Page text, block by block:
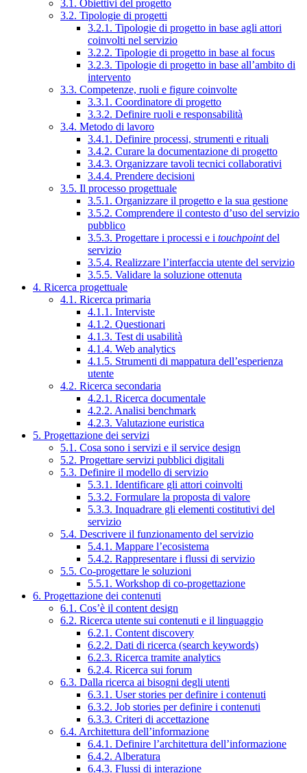
3.1. Obiettivi del progetto
3.2. Tipologie di progetti
3.2.1. Tipologie di progetto in base agli attori
coinvolti nel servizio
3.2.2. Tipologie di progetto in base al focus
3.2.3. Tipologie di progetto in base all’ambito di
intervento
3.3. Competenze, ruoli e figure coinvolte
3.3.1. Coordinatore di progetto
3.3.2. Definire ruoli e responsabilità
3.4. Metodo di lavoro
3.4.1. Definire processi, strumenti e rituali
3.4.2. Curare la documentazione di progetto
3.4.3. Organizzare tavoli tecnici collaborativi
3.4.4. Prendere decisioni
3.5. Il processo progettuale
3.5.1. Organizzare il progetto e la sua gestione
3.5.2. Comprendere il contesto d’uso del servizio
pubblico
3.5.3. Progettare i processi e i touchpointdel
servizio
3.5.4. Realizzare l’interfaccia utente del servizio
3.5.5. Validare la soluzione ottenuta
4. Ricerca progettuale
4.1. Ricerca primaria
4.1.1. Interviste
4.1.2. Questionari
4.1.3. Test di usabilità
4.1.4. Web analytics
4.1.5. Strumenti di mappatura dell’esperienza
utente
4.2. Ricerca secondaria
4.2.1. Ricerca documentale
4.2.2. Analisi benchmark
4.2.3. Valutazione euristica
5. Progettazione dei servizi
5.1. Cosa sono i servizi e il service design
5.2. Progettare servizi pubblici digitali
5.3. Definire il modello di servizio
5.3.1. Identificare gli attori coinvolti
5.3.2. Formulare la proposta di valore
5.3.3. Inquadrare gli elementi costitutivi del
servizio
5.4. Descrivere il funzionamento del servizio
5.4.1. Mappare l’ecosistema
5.4.2. Rappresentare i flussi di servizio
5.5. Co-progettare le soluzioni
5.5.1. Workshop di co-progettazione
6. Progettazione dei contenuti
6.1. Cos’è il content design
6.2. Ricerca utente sui contenuti e il linguaggio
6.2.1. Content discovery
6.2.2. Dati di ricerca (search keywords)
6.2.3. Ricerca tramite analytics
6.2.4. Ricerca sui forum
6.3. Dalla ricerca ai bisogni degli utenti
6.3.1. User stories per definire i contenuti
6.3.2. Job stories per definire i contenuti
6.3.3. Criteri di accettazione
6.4. Architettura dell’informazione
6.4.1. Definire l’architettura dell’informazione
6.4.2. Alberatura
6.4.3. Flussi di interazione